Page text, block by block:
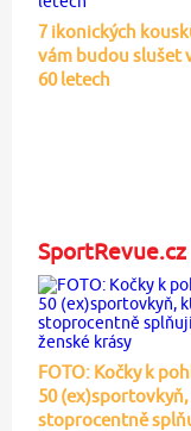
7 ikonických
vám budou slušet
60 letech
SportRevue.cz
FOTO: Kočky k
50
stoprocentně